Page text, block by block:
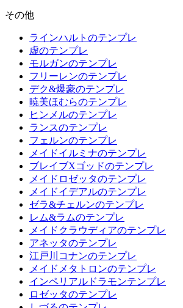
その他
ラインハルトのテンプレ
虚のテンプレ
モルガンのテンプレ
フリーレンのテンプレ
デク&爆豪のテンプレ
暁美ほむらのテンプレ
ヒンメルのテンプレ
ランスのテンプレ
フェルンのテンプレ
メイドイルミナのテンプレ
ブレイブXゴッドのテンプレ
メイドロゼッタのテンプレ
メイドイデアルのテンプレ
ゼラ&チェルンのテンプレ
レム&ラムのテンプレ
メイドクラウディアのテンプレ
アネッタのテンプレ
江戸川コナンのテンプレ
メイドメタトロンのテンプレ
インペリアルドラモンテンプレ
ロゼッタのテンプレ